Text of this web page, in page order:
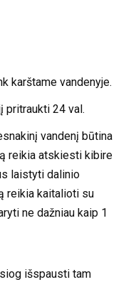
karštame vandenyje.
pritraukti 24 val.
vandenį būtina
reikia atskiesti kibire
laistyti dalinio
reikia kaitalioti su
ne dažniau kaip 1
išspausti tam